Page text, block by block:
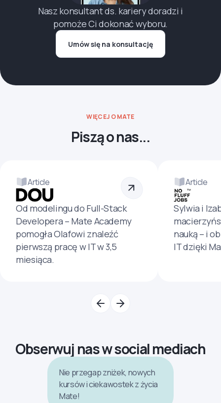
Nasz konsultant ds. kariery doradzi i
pomoże Ci dokonać wyboru.
Umów się na konsultację
WIĘCEJ O MATE
Piszą o nas...
Article
Od modelingu do Full-Stack
Developera – Mate Academy
pomogła Olafowi znaleźć
pierwszą pracę w IT w 3,5
miesiąca.
Article
Sylwia i
nauką – i
IT dzięki
Obserwuj nas w social mediach
Nie przegap zniżek, nowych
kursów i ciekawostek z życia
Mate!